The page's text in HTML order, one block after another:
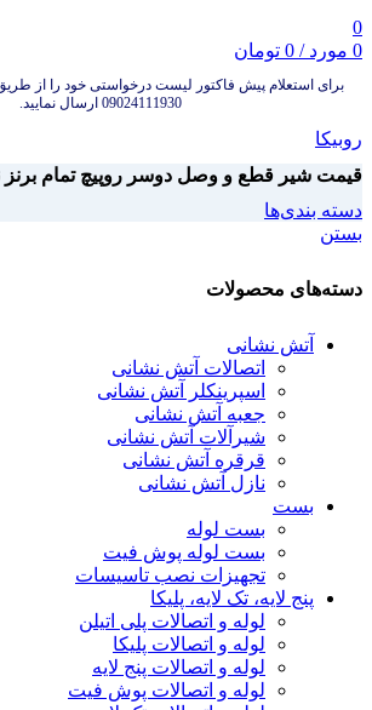
0
0 مورد /
0 تومان
برای استعلام پیش فاکتور لیست درخواستی خود را از
09024111930 ارسال نمایید.
روبیکا
قیمت شیر قطع و وصل دوسر روپیچ تمام برنز
دسته بندی‌ها
بستن
دسته‌های محصولات
آتش نشانی
اتصالات آتش نشانی
اسپرینکلر آتش نشانی
جعبه آتش نشانی
شیرآلات آتش نشانی
قرقره آتش نشانی
نازل آتش نشانی
بست
بست لوله
بست لوله پوش فیت
تجهیزات نصب تاسیسات
پنج لایه، تک لایه، پلیکا
لوله و اتصالات پلی اتیلن
لوله و اتصالات پلیکا
لوله و اتصالات پنج لایه
لوله و اتصالات پوش فیت